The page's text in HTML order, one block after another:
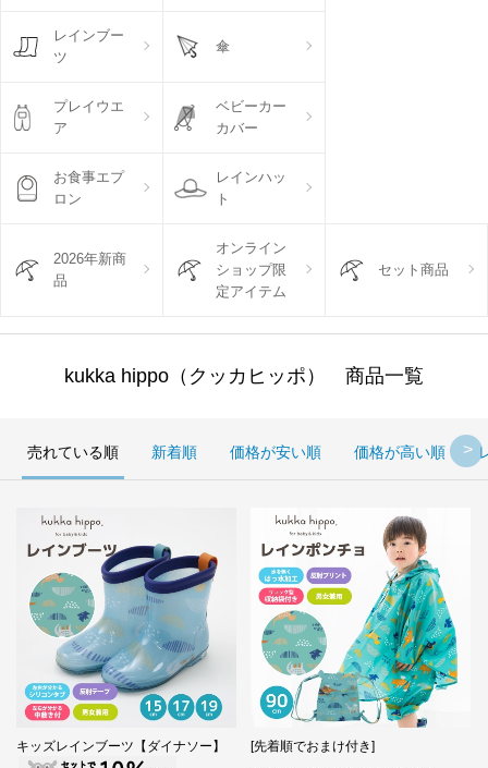
レインブー
ツ
傘
プレイウエ
ア
ベビーカー
カバー
お食事エプ
ロン
レインハッ
ト
2026年新商
品
オンライン
ショップ限
定アイテム
セット商品
kukka hippo（クッカヒッポ） 商品一覧
売れている順 新着順 価格が安い順 価格が高い順
キッズレインブーツ【ダイナソー】
[先着順でおまけ付き]